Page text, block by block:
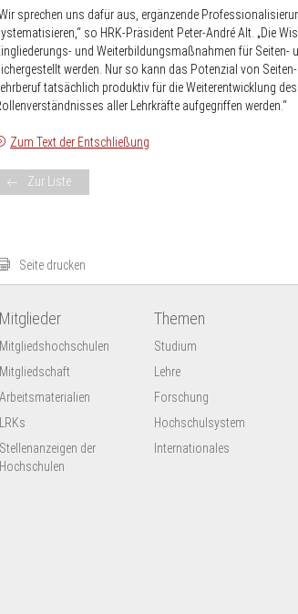
sprechen uns dafür aus, ergänzende
so HRK-Präsident Peter-André Alt. „Die
und Weiterbildungsmaßnahmen für Seiten-
werden. Nur so kann das Potenzial von
Lehrberuf tatsächlich produktiv für die Weiterentwicklung
aller Lehrkräfte aufgegriffen werden.“
Zum Text der Entschließung
Zur Liste
Seite drucken
Mitglieder
Mitgliedshochschulen
Mitgliedschaft
Arbeitsmaterialien
LRKs
Stellenanzeigen der
Hochschulen
Themen
Studium
Lehre
Forschung
Hochschulsystem
Internationales